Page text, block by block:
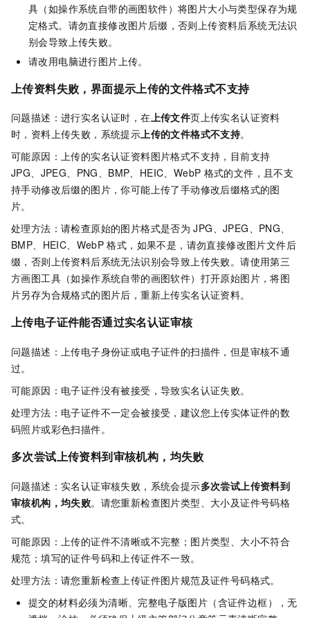
具（如操作系统自带的画图软件）将图片大小与类型保存为规
定格式。请勿直接修改图片后缀，否则上传资料后系统无法识
别会导致上传失败。
请改用电脑进行图片上传。
上传资料失败，界面提示上传的文件格式不支持
问题描述：进行实名认证时，在上传文件页上传实名认证资料
时，资料上传失败，系统提示上传的文件格式不支持。
可能原因：上传的实名认证资料图片格式不支持，目前支持
JPG、JPEG、PNG、BMP、HEIC、WebP 格式的文件，且不支
持手动修改后缀的图片，你可能上传了手动修改后缀格式的图
片。
处理方法：请检查原始的图片格式是否为 JPG、JPEG、PNG、
BMP、HEIC、WebP 格式，如果不是，请勿直接修改图片文件后
缀，否则上传资料后系统无法识别会导致上传失败。请使用第三
方画图工具（如操作系统自带的画图软件）打开原始图片，将图
片另存为合规格式的图片后，重新上传实名认证资料。
上传电子证件能否通过实名认证审核
问题描述：上传电子身份证或电子证件的扫描件，但是审核不通
过。
可能原因：电子证件没有被接受，导致实名认证失败。
处理方法：电子证件不一定会被接受，建议您上传实体证件的数
码照片或彩色扫描件。
多次尝试上传资料到审核机构，均失败
问题描述：实名认证审核失败，系统会提示多次尝试上传资料到
审核机构，均失败。请您重新检查图片类型、大小及证件号码格
式。
可能原因：上传的证件不清晰或不完整；图片类型、大小不符合
规范；填写的证件号码和上传证件不一致。
处理方法：请您重新检查上传证件图片规范及证件号码格式。
提交的材料必须为清晰、完整电子版图片（含证件边框），无